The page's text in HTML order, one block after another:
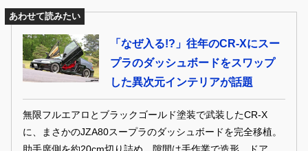
あわせて読みたい
「なぜ入る!?」往年のCR-Xにスー
プラのダッシュボードをスワップ
した異次元インテリアが話題
無限フルエアロとブラックゴールド塗装で武装したCR-X
に、まさかのJZA80スープラのダッシュボードを完全移植。